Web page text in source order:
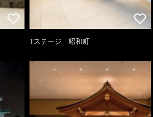
Tステージ 昭和町